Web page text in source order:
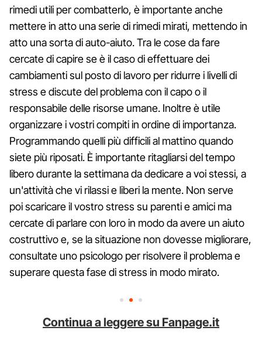
rimedi utili per combatterlo, è importante anche
mettere in atto una serie di rimedi mirati, mettendo in
atto una sorta di auto-aiuto. Tra le cose da fare
cercate di capire se è il caso di effettuare dei
cambiamenti sul posto di lavoro per ridurre i livelli di
stress e discute del problema con il capo o il
responsabile delle risorse umane. Inoltre è utile
organizzare i vostri compiti in ordine di importanza.
Programmando quelli più difficili al mattino quando
siete più riposati. È importante ritagliarsi del tempo
libero durante la settimana da dedicare a voi stessi, a
un'attività che vi rilassi e liberi la mente. Non serve
poi scaricare il vostro stress su parenti e amici ma
cercate di parlare con loro in modo da avere un aiuto
costruttivo e, se la situazione non dovesse migliorare,
consultate uno psicologo per risolvere il problema e
superare questa fase di stress in modo mirato.
Continua a leggere su Fanpage.it